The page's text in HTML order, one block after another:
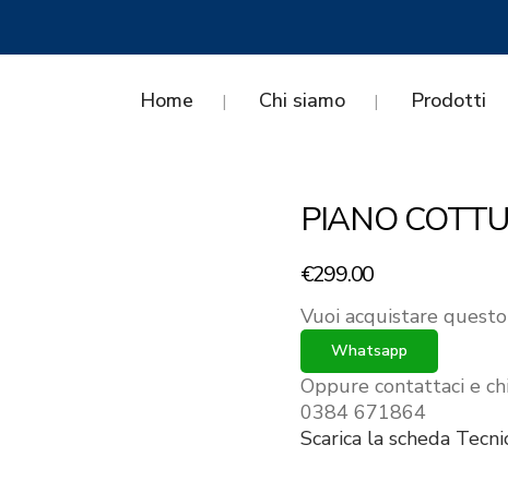
Home Chi siamo Prodotti
PIANO
€299.00
Vuoi acquistare
Whatsapp
Oppure contattaci e
0384 671864
Scarica la scheda